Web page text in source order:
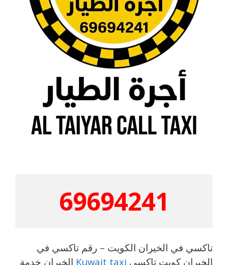
69694241
تاكسي في الخيران الكويت – رقم تاكسي في
الخيران كويت تاكسي Kuwait taxi الخيران خدمة